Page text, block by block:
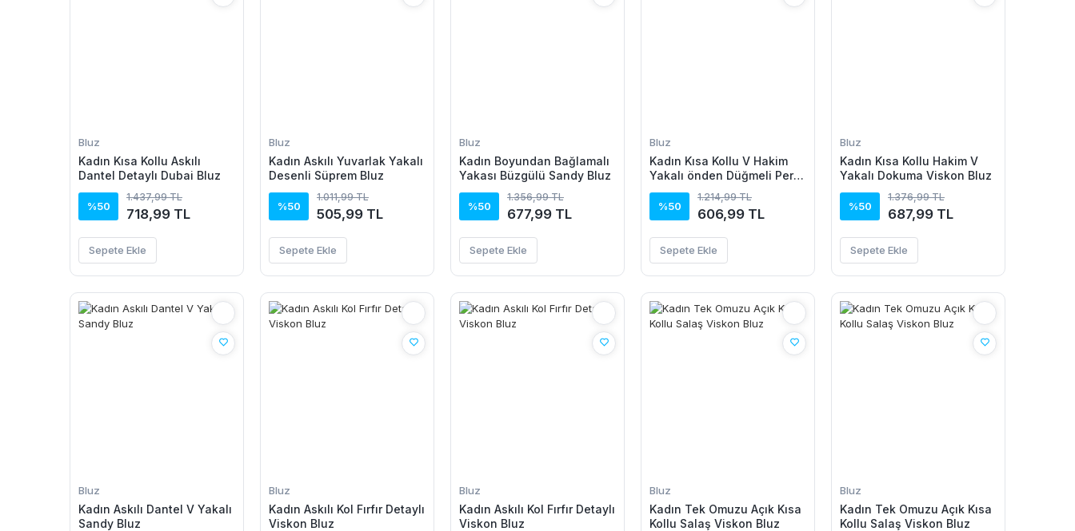
Bluz
Kadın Kısa Kollu Askılı
Dantel Detaylı Dubai Bluz
%50
1.437,99 TL
718,99 TL
Sepete Ekle
Bluz
Kadın Askılı Yuvarlak Yakalı
Desenli Süprem Bluz
%50
1.011,99 TL
505,99 TL
Sepete Ekle
Bluz
Kadın Boyundan Bağlamalı
Yakası Büzgülü Sandy Bluz
%50
1.356,99 TL
677,99 TL
Sepete Ekle
Bluz
Kadın Kısa Kollu V Hakim
Yakalı önden Düğmeli Pera
Bluz
%50
1.214,99 TL
606,99 TL
Sepete Ekle
Bluz
Kadın Kısa Kollu Hakim V
Yakalı Dokuma Viskon Bluz
%50
1.376,99 TL
687,99 TL
Sepete Ekle
Bluz
Kadın Askılı Dantel V Yakalı
Sandy Bluz
Bluz
Kadın Askılı Kol Fırfır Detaylı
Viskon Bluz
Bluz
Kadın Askılı Kol Fırfır Detaylı
Viskon Bluz
Bluz
Kadın Tek Omuzu Açık Kısa
Kollu Salaş Viskon Bluz
Bluz
Kadın Tek Omuzu Açık Kısa
Kollu Salaş Viskon Bluz